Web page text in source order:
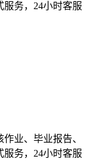
务，24小时客服
业、毕业报告、
务，24小时客服